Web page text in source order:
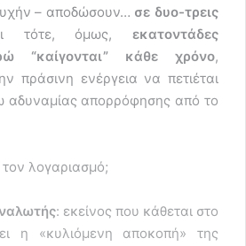
– αποδώσουν… σε δυο-τρεις
τότε, όμως, εκατοντάδες
“καίγονται” κάθε χρόνο,
πράσινη ενέργεια να πετιέται
αδυναμίας απορρόφησης από το
λογαριασμό;
: εκείνος που κάθεται στο
η «κυλιόμενη αποκοπή» της